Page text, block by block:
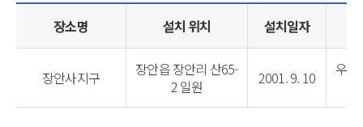
장소명 설치 위치 설치일자
장안사지구
장안읍 장안리 산65-
2 일원
2001. 9. 10 우량